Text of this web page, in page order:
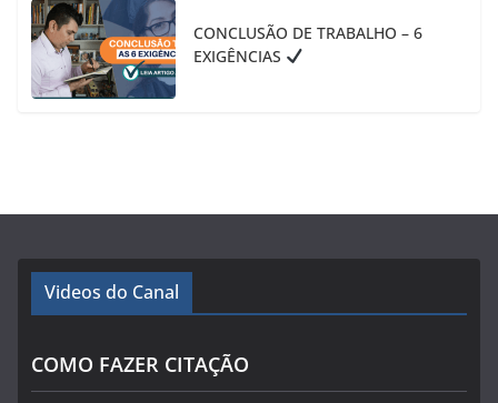
CONCLUSÃO DE TRABALHO – 6
EXIGÊNCIAS
Videos do Canal
COMO FAZER CITAÇÃO